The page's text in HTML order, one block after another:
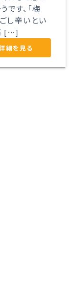
す、「梅
し辛いとい
[…]
細を見る